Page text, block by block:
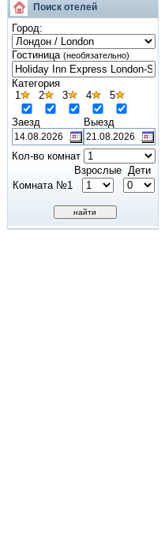
Поиск отелей
Город:
Гостиница (необязательно)
Категория
1
2 3 4 5
Заезд Выезд
Кол-во комнат
Взрослые Дети
Комната №1